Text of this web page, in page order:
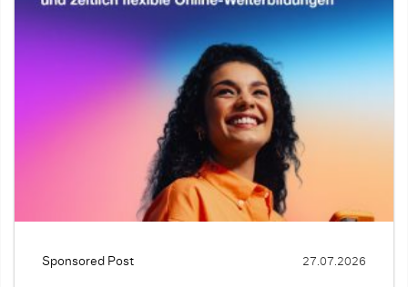
Sponsored Post 27.07.2026